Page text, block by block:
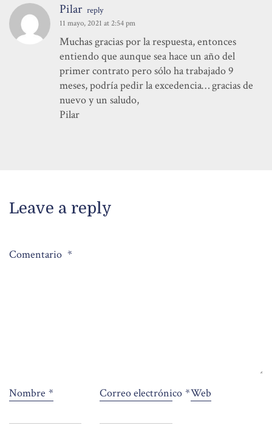
Pilar reply
11 mayo, 2021 at 2:54 pm
Muchas gracias por la respuesta, entonces
entiendo que aunque sea hace un año del
primer contrato pero sólo ha trabajado 9
meses, podría pedir la excedencia… gracias de
nuevo y un saludo,
Pilar
Leave a reply
Comentario *
Nombre * Correo electrónico *Web